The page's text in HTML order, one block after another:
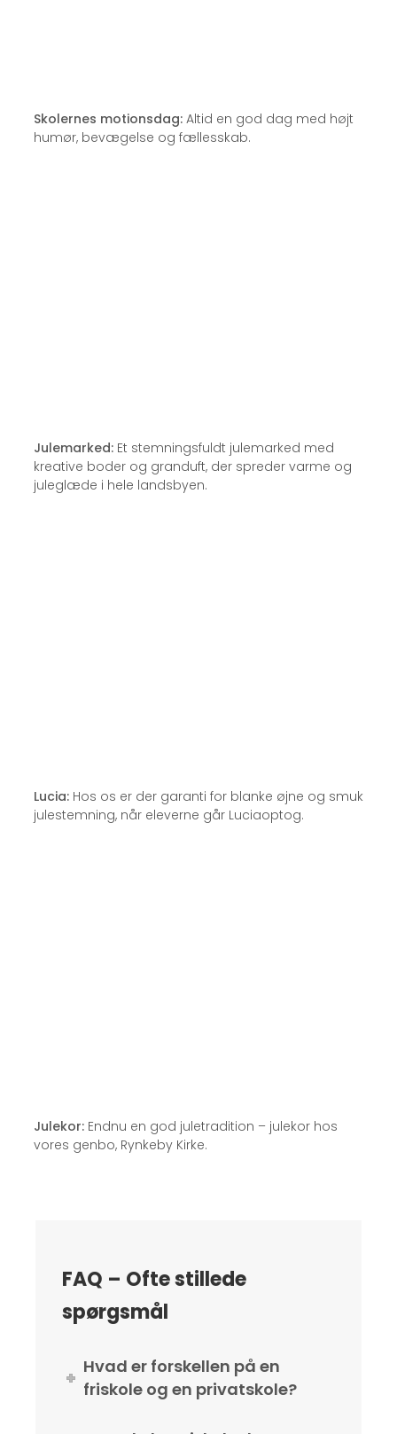
Skolernes motionsdag: Altid en god dag med højt
humør, bevægelse og fællesskab.
Julemarked: Et stemningsfuldt julemarked med
kreative boder og granduft, der spreder varme og
juleglæde i hele landsbyen.
Lucia: Hos os er der garanti for blanke øjne og smuk
julestemning, når eleverne går Luciaoptog.
Julekor: Endnu en god juletradition – julekor hos
vores genbo, Rynkeby Kirke.
FAQ – Ofte stillede
spørgsmål
Hvad er forskellen på en
friskole og en privatskole?